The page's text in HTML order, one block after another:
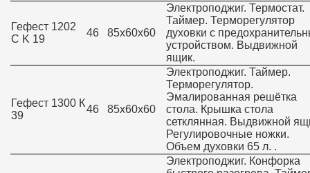
Гефест 1202
C K 19
46 85х60х60
Электроподжиг. Термостат.
Таймер. Терморегулятор
духовки с
устройством. Выдвижной
ящик.
Гефест 1300 К
39
46 85х60х60
Электроподжиг. Таймер.
Терморегулятор.
Эмалированная решётка
стола. Крышка стола
сетклянная. Выдвижной
Регулировочные ножки.
Объем духовки 65 л. .
Электроподжиг. Конфорка